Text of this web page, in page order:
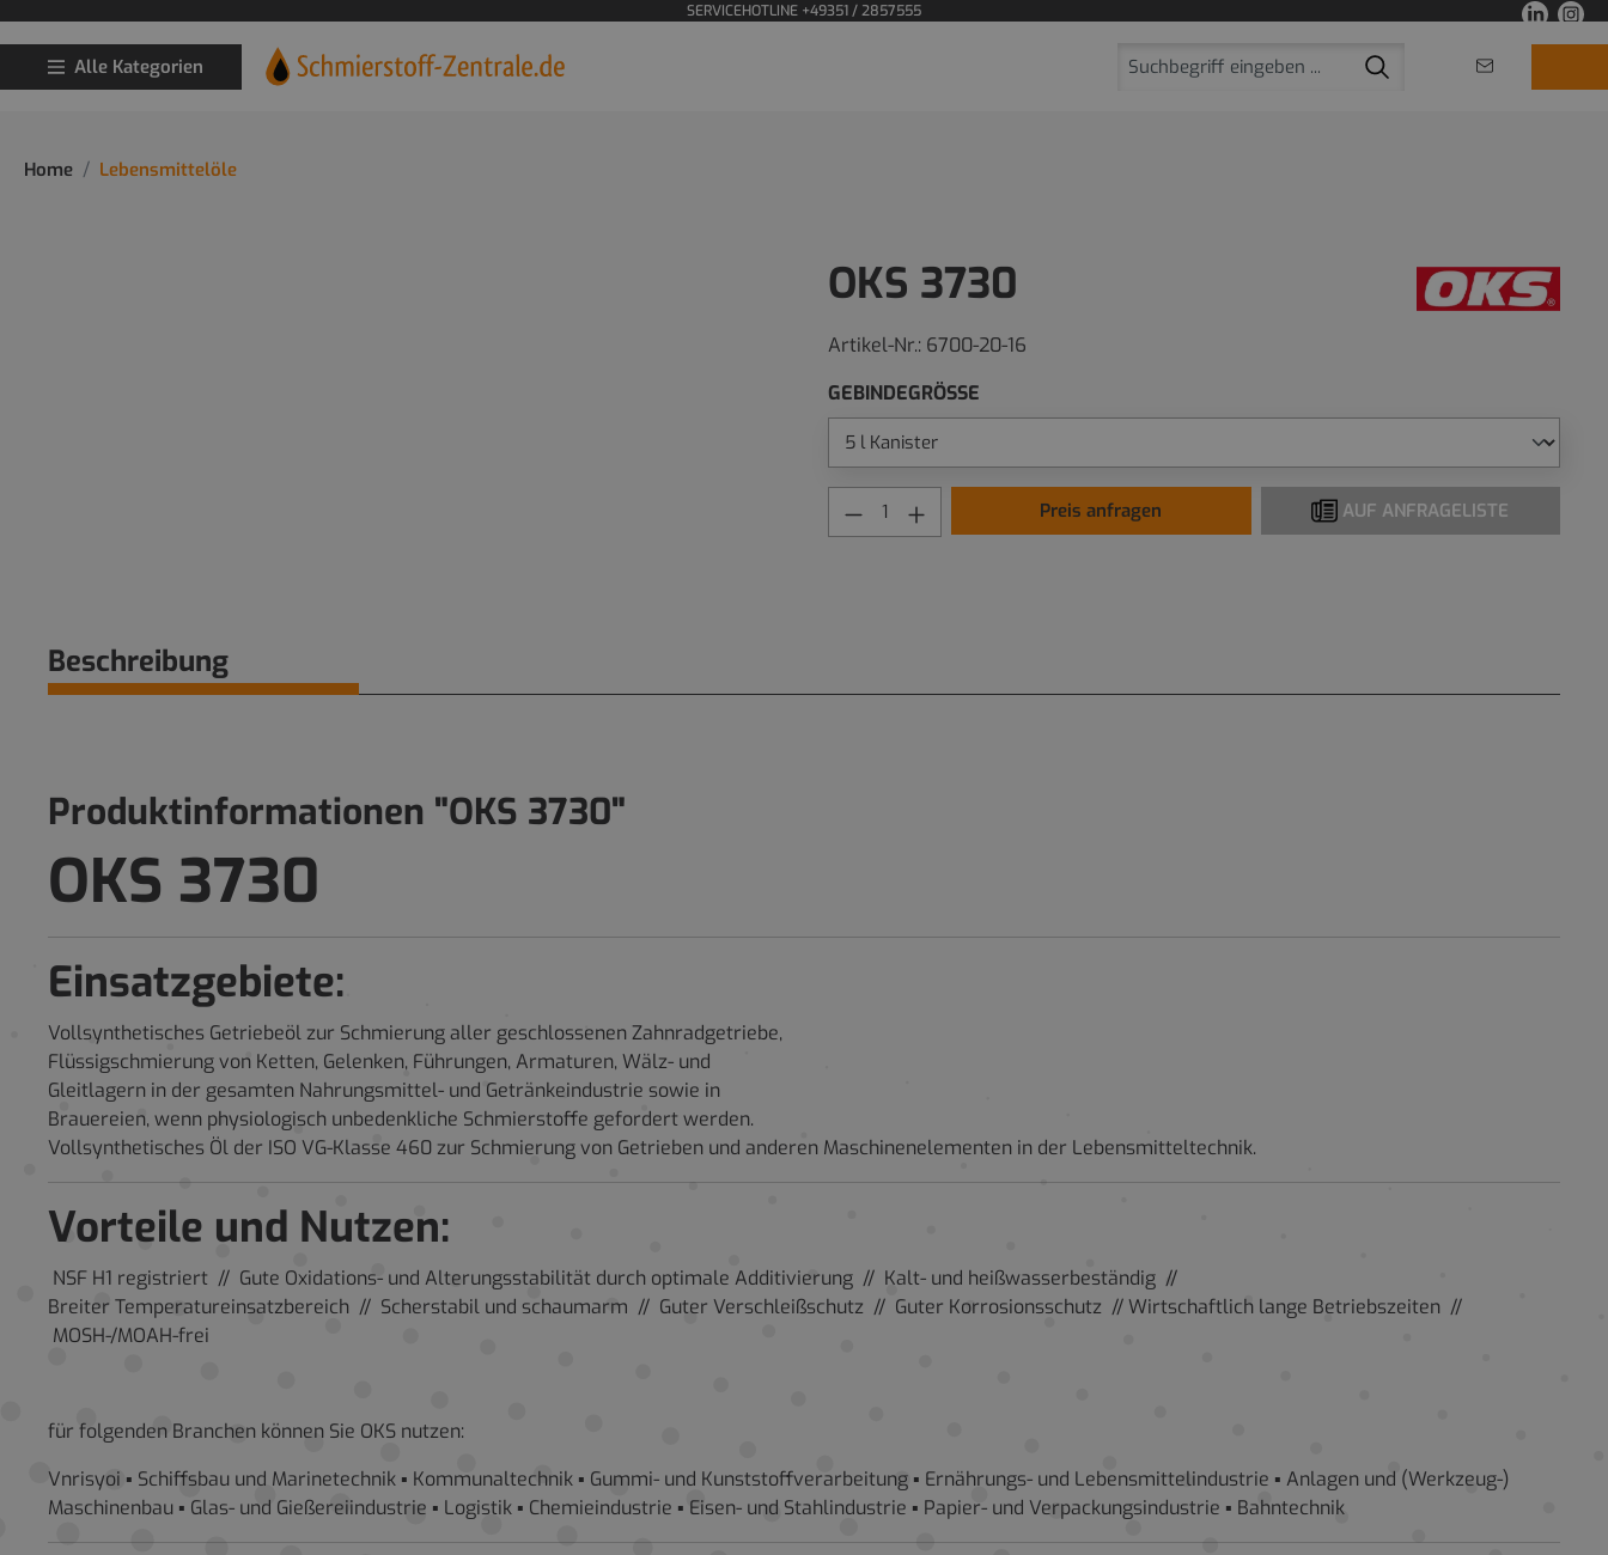
SERVICEHOTLINE +49351 / 2857555
Alle Kategorien
Home Lebensmittelöle
OKS 3730
Artikel-Nr.: 6700-20-16
GEBINDEGRÖSSE
Preis anfragen AUF ANFRAGELISTE
Beschreibung
Produktinformationen "OKS 3730"
OKS 3730
Einsatzgebiete:
Vollsynthetisches Getriebeöl zur Schmierung aller geschlossenen Zahnradgetriebe,
Flüssigschmierung von Ketten, Gelenken, Führungen, Armaturen, Wälz- und
Gleitlagern in der gesamten Nahrungsmittel- und Getränkeindustrie sowie in
Brauereien, wenn physiologisch unbedenkliche Schmierstoffe gefordert werden.
Vollsynthetisches Öl der ISO VG-Klasse 460 zur Schmierung von Getrieben und anderen Maschinenelementen in der Lebensmitteltechnik.
Vorteile und Nutzen:
NSF H1 registriert // Gute Oxidations- und Alterungsstabilität durch optimale Additivierung // Kalt- und heißwasserbeständig //
Breiter Temperatureinsatzbereich // Scherstabil und schaumarm // Guter Verschleißschutz // Guter Korrosionsschutz // Wirtschaftlich lange Betriebszeiten //
MOSH-/MOAH-frei
für folgenden Branchen können Sie OKS nutzen:
Vnrisyoi ▪ Schiffsbau und Marinetechnik ▪ Kommunaltechnik ▪ Gummi- und Kunststoffverarbeitung ▪ Ernährungs- und Lebensmittelindustrie ▪ Anlagen und (Werkzeug-)
Maschinenbau ▪ Glas- und Gießereiindustrie ▪ Logistik ▪ Chemieindustrie ▪ Eisen- und Stahlindustrie ▪ Papier- und Verpackungsindustrie ▪ Bahntechnik